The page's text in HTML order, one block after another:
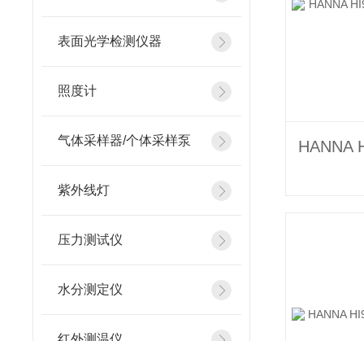
表面光学检测仪器
照度计
气体采样器/个体采样泵
紫外线灯
压力测试仪
水分测定仪